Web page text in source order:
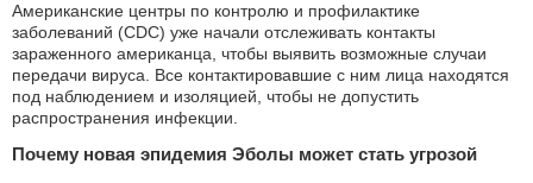
Американские центры по контролю и профилактике
заболеваний (CDC) уже начали отслеживать контакты
зараженного американца, чтобы выявить возможные случаи
передачи вируса. Все контактировавшие с ним лица находятся
под наблюдением и изоляцией, чтобы не допустить
распространения инфекции.
Почему новая эпидемия Эболы может стать угрозой